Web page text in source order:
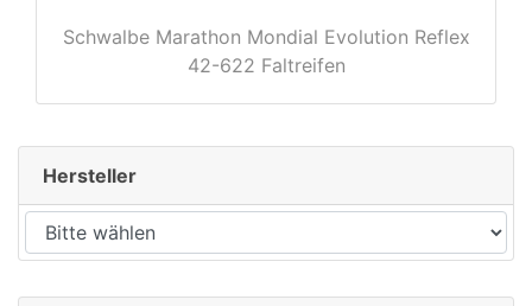
Schwalbe Marathon Mondial Evolution Reflex
42-622 Faltreifen
Hersteller